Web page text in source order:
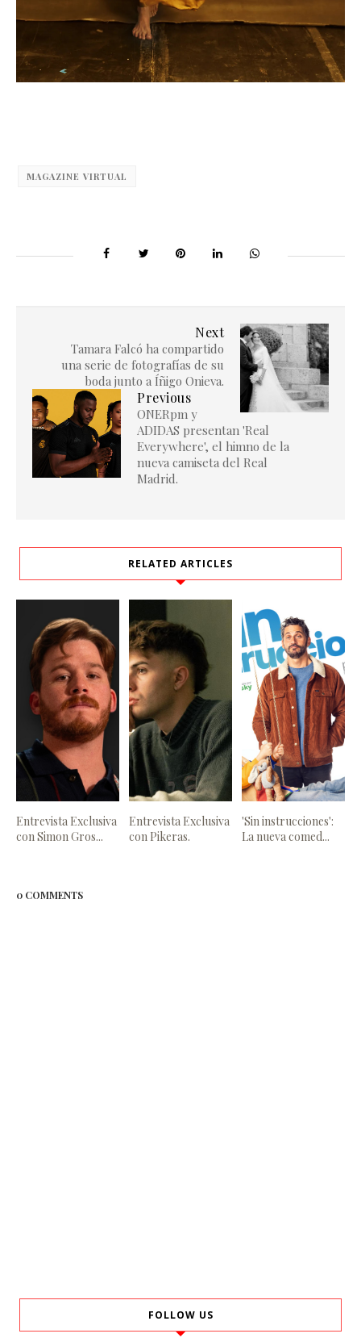
MAGAZINE VIRTUAL
Next
Tamara Falcó ha compartido
una serie de fotografías de su
boda junto a Íñigo Onieva.
Previous
ONERpm y
ADIDAS presentan 'Real
Everywhere', el himno de la
nueva camiseta del Real
Madrid.
RELATED ARTICLES
Entrevista Exclusiva
con Simon Gros...
Entrevista Exclusiva
con Pikeras.
'Sin instrucciones':
La nueva comed...
0 COMMENTS
FOLLOW US